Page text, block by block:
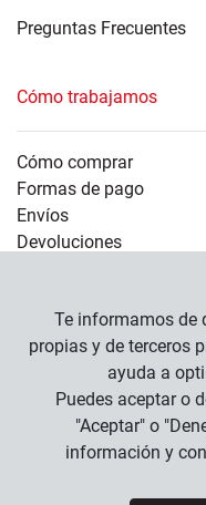
Preguntas Frecuentes
Cómo trabajamos
Cómo comprar
Formas de pago
Envíos
Devoluciones
Información legal
Condiciones Generales
Política de Privacidad
Política de Cookies
Te informamos de
propias y de terceros
ayuda a
Puedes aceptar o
"Aceptar" o
información y